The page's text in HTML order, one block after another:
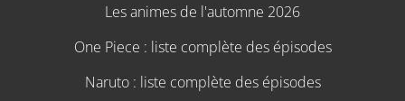
Les animes de l'automne 2026
One Piece : liste complète des épisodes
Naruto : liste complète des épisodes